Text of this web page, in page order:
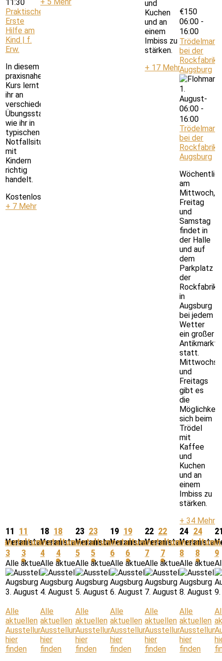
11:30
Praktische
Erste
Hilfe am
Kind | f.
Erw.
In diesem
praxisnahen
Kurs lernt
ihr an
verschiedenen
Übungsstationen,
wie ihr in
typischen
Notfallsituationen
mit
Kindern
richtig
handelt.
Kostenlos
+ 7 Mehr
und
Kuchen
und an
einem
Imbiss zu
stärken.
+ 17 Mehr
€150
06:00 -
16:00
bei der
Rockfabrik
Augsburg
1.
August-
06:00 -
16:00
bei der
Rockfabrik
Augsburg
am
Mittwoch,
Freitag
und
Samstag
findet in
der Halle
und auf
dem
Parkplatz
der
Rockfabrik
in
Augsburg
bei jedem
Wetter
ein großer
Antikmarkt
statt.
Mittwochs
und
Freitags
gibt es
die
Möglichkeit
sich beim
Trödel
mit
Kaffee
und
Kuchen
und an
einem
Imbiss zu
stärken.
+ 34 Mehr
11
3
11
Veranstaltungen,
3
Alle aktuellen Ausstellungen hier finden
3. August
Alle
aktuellen
Ausstellungen
hier
finden
18
Veranstaltungen,
4
18
Veranstaltungen,
4
Alle aktuellen Ausstellungen hier finden
4. August
Alle
aktuellen
Ausstellungen
hier
finden
23
Veranstaltungen,
5
23
Veranstaltungen,
5
Alle aktuellen Ausstellungen hier finden
5. August
Alle
aktuellen
Ausstellungen
hier
finden
19
Veranstaltungen,
6
19
Veranstaltungen,
6
Alle aktuellen Ausstellungen
6. August
Alle
aktuellen
Ausstellungen
hier
finden
22
Veranstaltungen,
7
22
Veranstaltungen,
7
Alle aktuellen
7. August
Alle
aktuellen
Ausstellungen
hier
finden
24
8
24
8
Alle
8. August
Alle
aktuellen
hier
finden
9